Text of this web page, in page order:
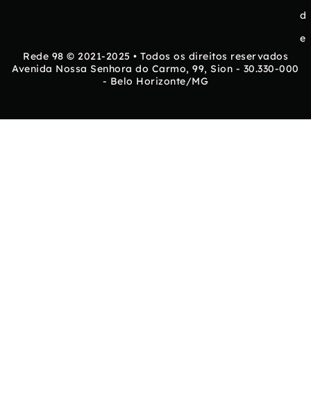
d
e
Rede 98 © 2021-2025 • Todos os direitos reservados
Avenida Nossa Senhora do Carmo, 99, Sion - 30.330-000
- Belo Horizonte/MG